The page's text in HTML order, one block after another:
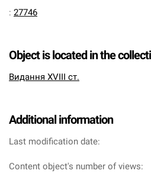
: 27746
Object is located in the
Видання XVIII ст.
Additional information
Last modification date:
Content object's number of views: